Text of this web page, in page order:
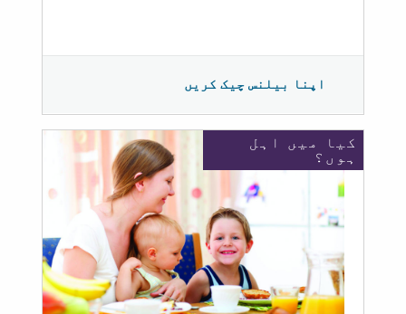
اپنا بیلنس چیک کریں
کیا میں اہل
ہوں؟